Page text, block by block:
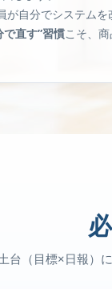
自分でシステム
直す”習慣こそ、
台（目標×日報）